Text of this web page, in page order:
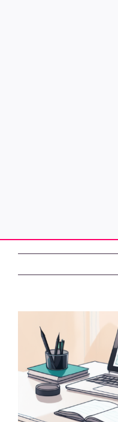
grösseres